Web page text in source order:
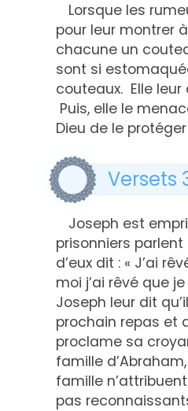
Lorsque les
pour leur montrer
chacune un
sont si
couteaux. Elle
Puis, elle le
Dieu de le
Versets
Joseph est
prisonniers
d’eux dit : « J’ai
moi j’ai rêvé que
Joseph leur dit
prochain repas et
proclame sa
famille
famille
pas